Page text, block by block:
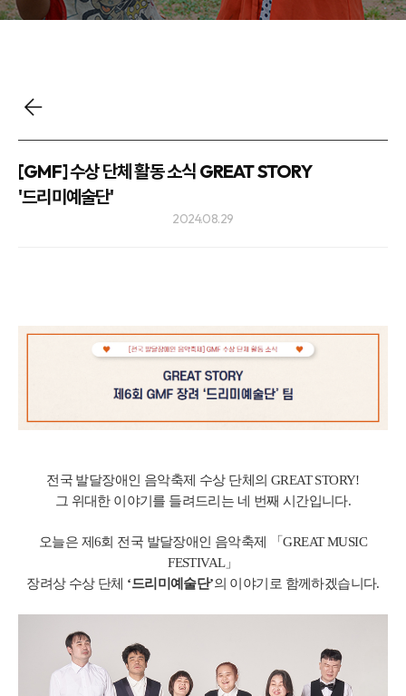
[GMF] 수상 단체 활동 소식 GREAT STORY
'드리미예술단'
2024.08.29
전국 발달장애인 음악축제 수상 단체의 GREAT STORY!
그 위대한 이야기를 들려드리는 네 번째 시간입니다.
오늘은 제6회 전국 발달장애인 음악축제 「GREAT MUSIC
FESTIVAL」
장려상 수상 단체 ‘드리미예술단’의 이야기로 함께하겠습니다.